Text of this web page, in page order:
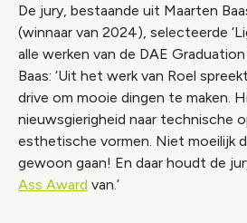
De jury, bestaande uit Maarten
(winnaar van 2024), selecteerde
alle werken van de DAE
Baas: ‘Uit het werk van Roel
drive om mooie dingen te maken.
nieuwsgierigheid naar technische
esthetische vormen. Niet moeilijk
gewoon gaan! En daar houdt de
Ass Award van.’